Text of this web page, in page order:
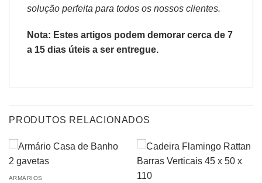
solução perfeita para todos os nossos clientes.
Nota: Estes artigos podem demorar cerca de 7
a 15 dias úteis a ser entregue.
PRODUTOS RELACIONADOS
ARMÁRIOS